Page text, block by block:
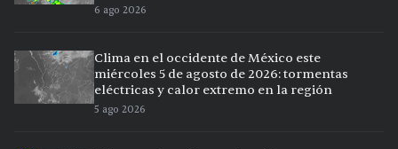
6 ago 2026
Clima en el occidente de México este
miércoles 5 de agosto de 2026: tormentas
eléctricas y calor extremo en la región
5 ago 2026